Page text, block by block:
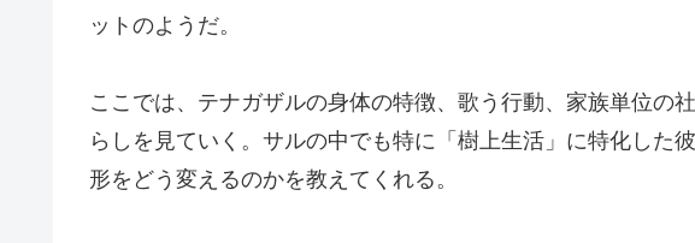
ットのようだ。
ここでは、テナガザルの身体の特徴、歌う行動、家族単位の
らしを見ていく。サルの中でも特に「樹上生活」に特化した
形をどう変えるのかを教えてくれる。